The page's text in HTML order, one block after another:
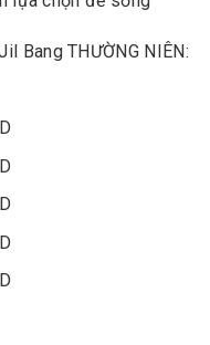
Bang THƯỜNG NIÊN: